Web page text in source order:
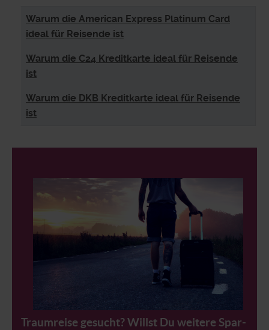
Beiträge
Titel
Warum die American Express Platinum Card
ideal für Reisende ist
Warum die C24 Kreditkarte ideal für Reisende
ist
Warum die DKB Kreditkarte ideal für Reisende
ist
Traumreise gesucht? Willst Du weitere Spar-